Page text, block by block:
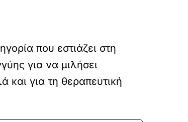
που εστιάζει στη
για να μιλήσει
και για τη θεραπευτική